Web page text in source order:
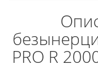
PRO R